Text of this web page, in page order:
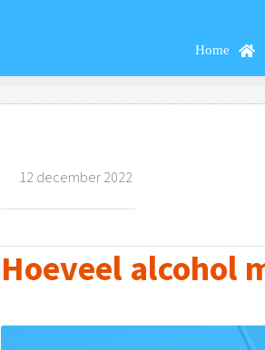
Home
12 december 2022
Hoeveel alcohol